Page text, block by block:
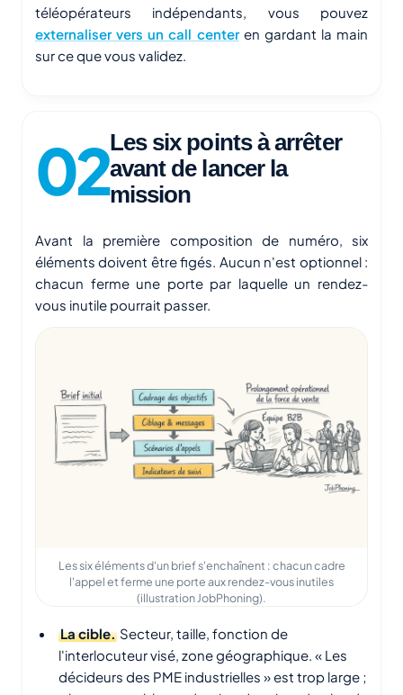
téléopérateurs indépendants, vous pouvez
externaliser vers un call centeren gardant la main
sur ce que vous validez.
Les six points à arrêter
avant de lancer la
mission
Avant la première composition de numéro, six
éléments doivent être figés. Aucun n'est optionnel :
chacun ferme une porte par laquelle un rendez-
vous inutile pourrait passer.
Les six éléments d'un brief s'enchaînent : chacun cadre
l'appel et ferme une porte aux rendez-vous inutiles
(illustration JobPhoning).
La cible. Secteur, taille, fonction de
l'interlocuteur visé, zone géographique. « Les
décideurs des PME industrielles » est trop large ;